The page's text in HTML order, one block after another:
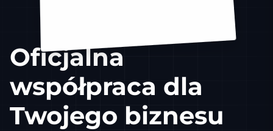
Oficjalna
współpraca dla
Twojego biznesu